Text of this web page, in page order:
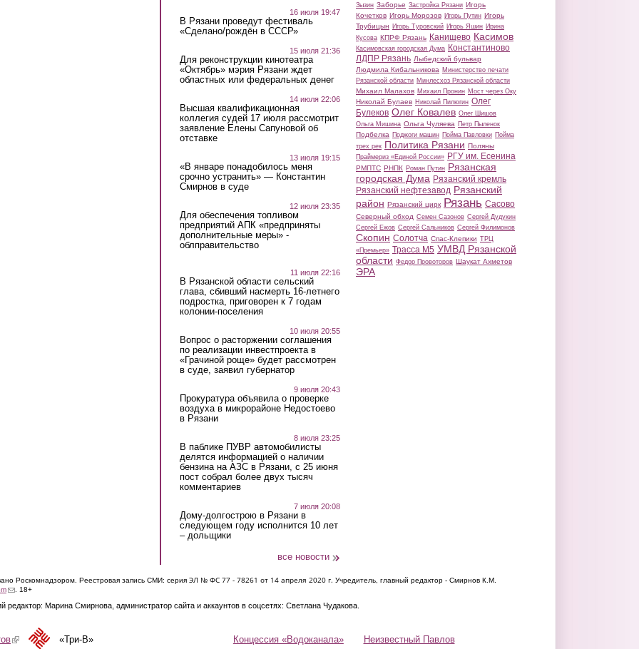
16 июля 19:47
В Рязани проведут фестиваль
«Сделано/рождён в СССР»
15 июля 21:36
Для реконструкции кинотеатра
«Октябрь» мэрия Рязани ждет
областных или федеральных денег
14 июля 22:06
Высшая квалификационная
коллегия судей 17 июля рассмотрит
заявление Елены Сапуновой об
отставке
13 июля 19:15
«В январе понадобилось меня
срочно устранить» — Константин
Смирнов в суде
12 июля 23:35
Для обеспечения топливом
предприятий АПК «предприняты
дополнительные меры» -
облправительство
11 июля 22:16
В Рязанской области сельский
глава, сбивший насмерть 16-летнего
подростка, приговорен к 7 годам
колонии-поселения
10 июля 20:55
Вопрос о расторжении соглашения
по реализации инвестпроекта в
«Грачиной роще» будет рассмотрен
в суде, заявил губернатор
9 июля 20:43
Прокуратура объявила о проверке
воздуха в микрорайоне Недостоево
в Рязани
8 июля 23:25
В паблике ПУВР автомобилисты
делятся информацией о наличии
бензина на АЗС в Рязани, с 25 июня
пост собрал более двух тысяч
комментариев
7 июля 20:08
Дому-долгострою в Рязани в
следующем году исполнится 10 лет
– дольщики
все новости
Зызин Заборье Застройка Рязани Игорь
Кочетков Игорь Морозов Игорь Путин Игорь
Трубицын Игорь Туровский Игорь Яшин Ирина
Кусова КПРФ Рязань Канищево Касимов
Касимовская городская Дума Константиново
ЛДПР Рязань Лыбедский бульвар
Людмила Кибальникова Министерство печати
Рязанской области Минлесхоз Рязанской области
Михаил Малахов Михаил Пронин Мост через Оку
Николай Булаев Николай Пилюгин Олег
Булеков Олег Ковалев Олег Шишов
Ольга Мишина Ольга Чуляева Петр Пыленок
Подбелка Поджоги машин Пойма Павловки Пойма
трех рек Политика Рязани Поляны
Праймериз «Единой России» РГУ им. Есенина
РМПТС РНПК Роман Путин Рязанская
городская Дума Рязанский кремль
Рязанский нефтезавод Рязанский
район Рязанский цирк Рязань Сасово
Северный обход Семен Сазонов Сергей Дудукин
Сергей Ежов Сергей Сальников Сергей Филимонов
Скопин Солотча Спас-Клепики ТРЦ
«Премьер» Трасса М5 УМВД Рязанской
области Федор Провоторов Шаукат Ахметов
ЭРА
Роскомнадзором. Реестровая запись СМИ: серия ЭЛ № ФС 77 - 78261 от 14 апреля 2020 г. Учредитель, главный редактор - Смирнов К.М.
(link sends e-mail)
. 18+
Марина Смирнова, администратор сайта и аккаунтов в соцсетях: Светлана Чудакова.
Концессия «Водоканала» Неизвестный Павлов
(link is external)«Три-В»